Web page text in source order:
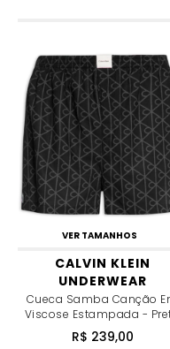
VER TAMANHOS
CALVIN KLEIN
UNDERWEAR
Cueca Samba Canção
Viscose Estampada -
R$ 239,00